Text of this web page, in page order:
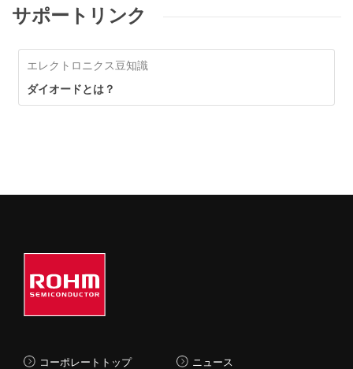
サポートリンク
エレクトロニクス豆知識
ダイオードとは？
コーポレートトップ ニュース